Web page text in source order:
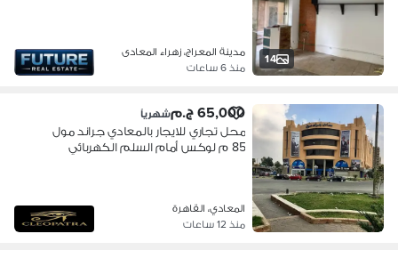
14
مدينة المعراج، زهراء المعادى
منذ 6 ساعات
65,000 ج.م شهرياً
محل تجاري للايجار بالمعادي جراند مول
85 م لوكس أمام السلم الكهربائي
المعادي، القاهرة
منذ 12 ساعات